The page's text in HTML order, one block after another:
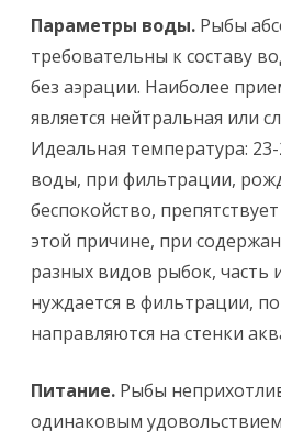
Параметры воды. Рыбы
требовательны к составу
без аэрации. Наиболее
является нейтральная или
Идеальная температура:
воды, при фильтрации,
беспокойство,
этой причине, при
разных видов рыбок, часть
нуждается в фильтрации,
направляются на стенки
Питание. Рыбы
одинаковым